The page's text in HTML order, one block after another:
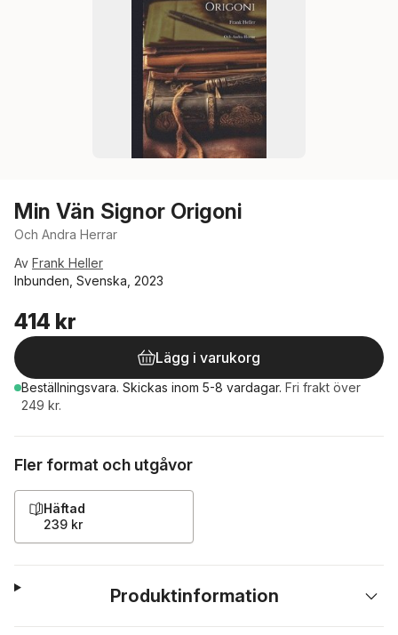
Min Vän Signor Origoni
Och Andra Herrar
Av Frank Heller
Inbunden, Svenska, 2023
414 kr
Lägg i varukorg
Beställningsvara. Skickas inom 5-8 vardagar. Fri frakt över
249 kr.
Fler format och utgåvor
Häftad
239 kr
Produktinformation